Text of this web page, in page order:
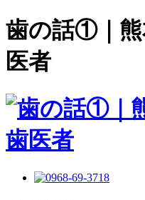
歯の話①｜熊
医者